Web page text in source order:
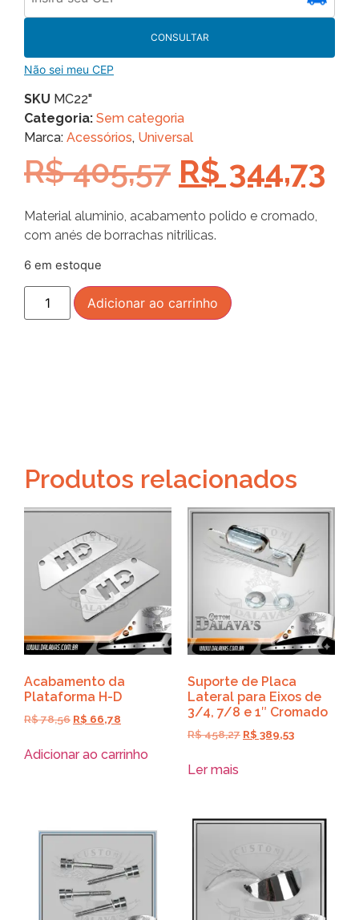
CONSULTAR
Não sei meu CEP
SKU MC22"
Categoria: Sem categoria
Marca: Acessórios, Universal
R$405,57 R$ 344,73
Material aluminio, acabamento polido e cromado,
com anés de borrachas nitrilicas.
6 em estoque
Adicionar ao carrinho
Produtos relacionados
Acabamento da
Plataforma H-D
R$78,56 R$ 66,78
Adicionar ao carrinho
Suporte de Placa
Lateral para Eixos de
3/4, 7/8 e 1″ Cromado
R$458,27 R$ 389,53
Ler mais